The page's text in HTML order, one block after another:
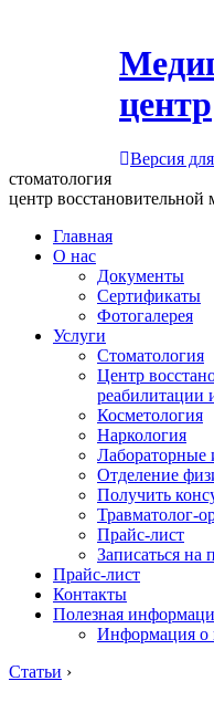
центр
Версия
стоматология
центр
Главная
О нас
Документы
Сертификаты
Фотогалерея
Услуги
Стоматология
Центр
реабилитации
Косметология
Наркология
Лабораторные
Отделение
Получить
Травматолог-
Прайс-лист
Записаться на
Прайс-лист
Контакты
Полезная
Информация о
Статьи ›